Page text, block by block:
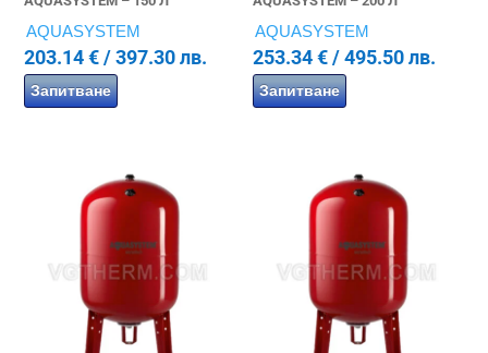
AQUASYSTEM
203.14€ / 397.30 лв.
Запитване
AQUASYSTEM
253.34€/ 495.50 лв.
Запитване